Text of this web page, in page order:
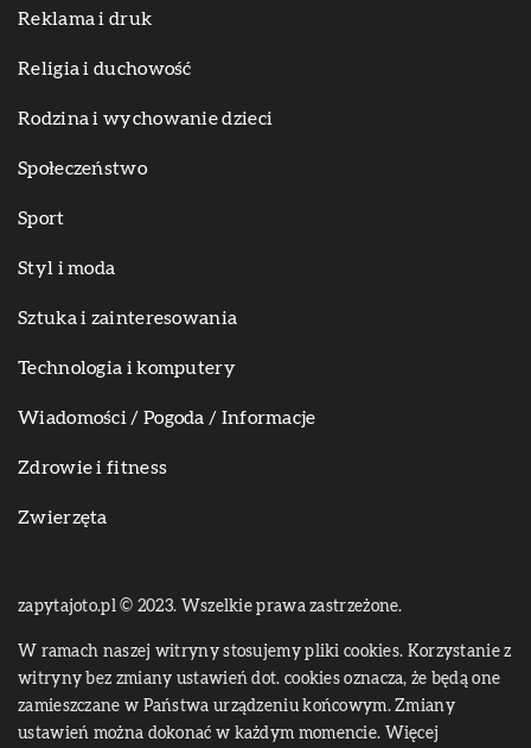
Reklama i druk
Religia i duchowość
Rodzina i wychowanie dzieci
Społeczeństwo
Sport
Styl i moda
Sztuka i zainteresowania
Technologia i komputery
Wiadomości / Pogoda / Informacje
Zdrowie i fitness
Zwierzęta
zapytajoto.pl © 2023. Wszelkie prawa zastrzeżone.
W ramach naszej witryny stosujemy pliki cookies. Korzystanie z
witryny bez zmiany ustawień dot. cookies oznacza, że będą one
zamieszczane w Państwa urządzeniu końcowym. Zmiany
ustawień można dokonać w każdym momencie. Więcej